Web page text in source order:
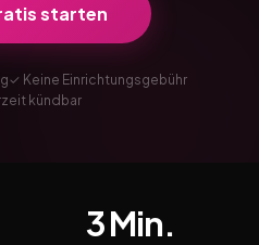
starten
✓ Keine Einrichtungsgebühr
kündbar
3 Min.